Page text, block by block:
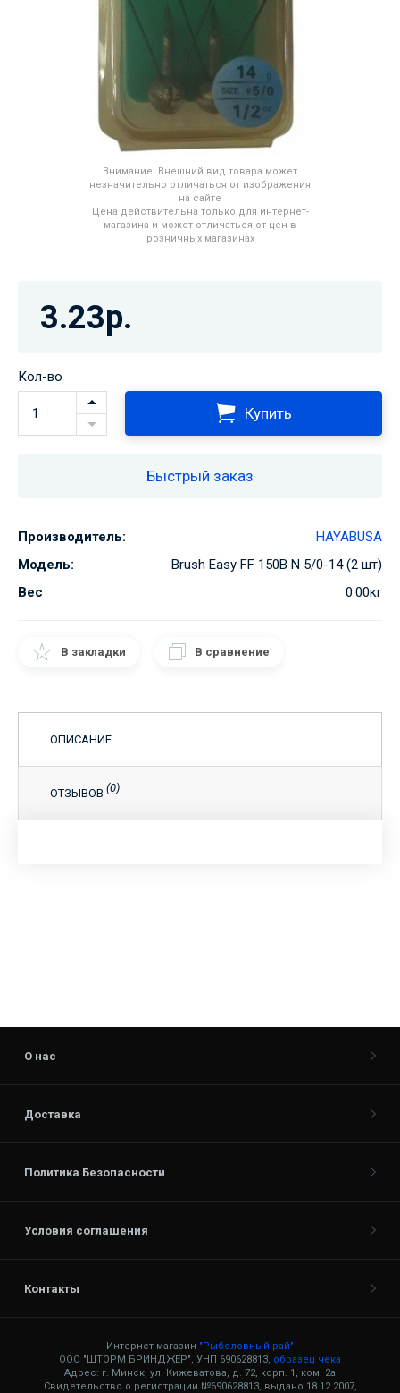
Внимание! Внешний вид товара может
незначительно отличаться от изображения
на сайте
Цена действительна только для интернет-
магазина и может отличаться от цен в
розничных магазинах
3.23р.
Кол-во
Купить
Быстрый заказ
Производитель:
HAYABUSA
Модель:
Brush Easy FF 150B N 5/0-14 (2 шт)
Вес
0.00кг
В закладки В сравнение
ОПИСАНИЕ
ОТЗЫВОВ (0)
О нас
Доставка
Политика Безопасности
Условия соглашения
Контакты
Интернет-магазин "Рыболовный рай"
ООО "ШТОРМ БРИНДЖЕР", УНП 690628813, образец чека
Адрес: г. Минск, ул. Кижеватова, д. 72, корп. 1, ком. 2а
Свидетельство о регистрации №690628813, выдано 18.12.2007,